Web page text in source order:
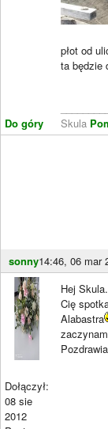
Do góry
płot od
ta będzie
Skula
sonny14:46, 06 mar
Dołączył:
08 sie
2012
Hej
Cię
Alabastra